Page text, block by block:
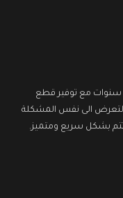
سنوات مع توفير قطع
التعرض الى نفس المشكلة
تتم بشكل سريع ومتميز.